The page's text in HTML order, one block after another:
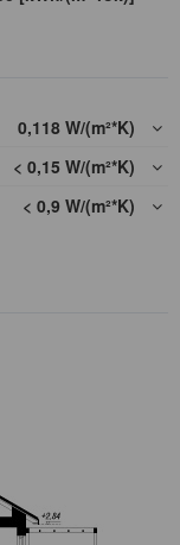
0,118 W/(m²*K)
< 0,15 W/(m²*K)
< 0,9 W/(m²*K)